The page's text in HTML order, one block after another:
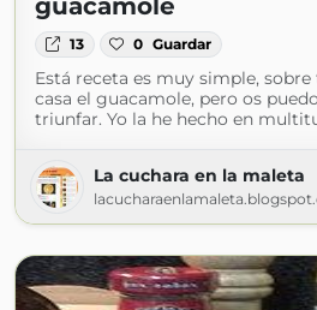
guacamole
13 0 Guardar
Está receta es muy simple,
casa el guacamole, pero os
triunfar. Yo la he hecho en
La cuchara en la maleta